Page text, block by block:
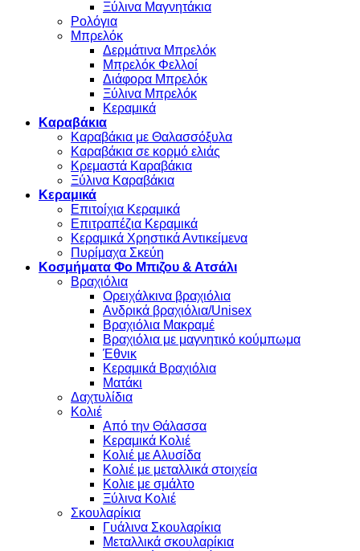
Ξύλινα Μαγνητάκια
Ρολόγια
Μπρελόκ
Δερμάτινα Μπρελόκ
Μπρελόκ Φελλοί
Διάφορα Μπρελόκ
Ξύλινα Μπρελόκ
Κεραμικά
Καραβάκια
Καραβάκια με Θαλασσόξυλα
Καραβάκια σε κορμό ελιάς
Κρεμαστά Καραβάκια
Ξύλινα Καραβάκια
Κεραμικά
Επιτοίχια Κεραμικά
Επιτραπέζια Κεραμικά
Κεραμικά Χρηστικά Αντικείμενα
Πυρίμαχα Σκεύη
Κοσμήματα Φο Μπιζου & Ατσάλι
Βραχιόλια
Oρειχάλκινα βραχιόλια
Ανδρικά βραχιόλια/Unisex
Βραχιόλια Μακραμέ
Βραχιόλια με μαγνητικό κούμπωμα
Έθνικ
Κεραμικά Βραχιόλια
Ματάκι
Δαχτυλίδια
Κολιέ
Από την Θάλασσα
Κεραμικά Κολιέ
Κολιέ με Αλυσίδα
Κολιέ με μεταλλικά στοιχεία
Κολιε με σμάλτο
Ξύλινα Κολιέ
Σκουλαρίκια
Γυάλινα Σκουλαρίκια
Μεταλλικά σκουλαρίκια